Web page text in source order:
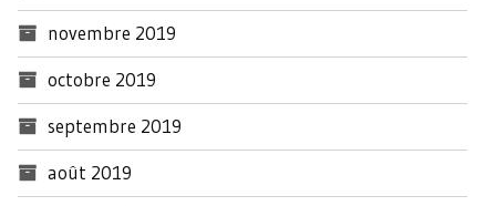
novembre 2019
octobre 2019
septembre 2019
août 2019